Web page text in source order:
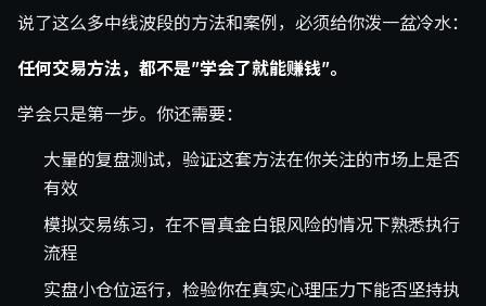
说了这么多中线波段的方法和案例，必须给你泼一盆冷水：
任何交易方法，都不是”学会了就能赚钱”。
学会只是第一步。你还需要：
大量的复盘测试，验证这套方法在你关注的市场上是否
有效
模拟交易练习，在不冒真金白银风险的情况下熟悉执行
流程
实盘小仓位运行，检验你在真实心理压力下能否坚持执